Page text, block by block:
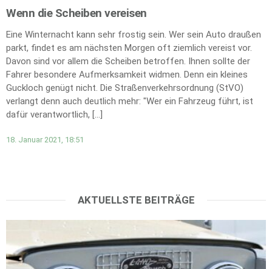
Wenn die Scheiben vereisen
Eine Winternacht kann sehr frostig sein. Wer sein Auto draußen
parkt, findet es am nächsten Morgen oft ziemlich vereist vor.
Davon sind vor allem die Scheiben betroffen. Ihnen sollte der
Fahrer besondere Aufmerksamkeit widmen. Denn ein kleines
Guckloch genügt nicht. Die Straßenverkehrsordnung (StVO)
verlangt denn auch deutlich mehr: "Wer ein Fahrzeug führt, ist
dafür verantwortlich, […]
18. Januar 2021, 18:51
AKTUELLSTE BEITRÄGE